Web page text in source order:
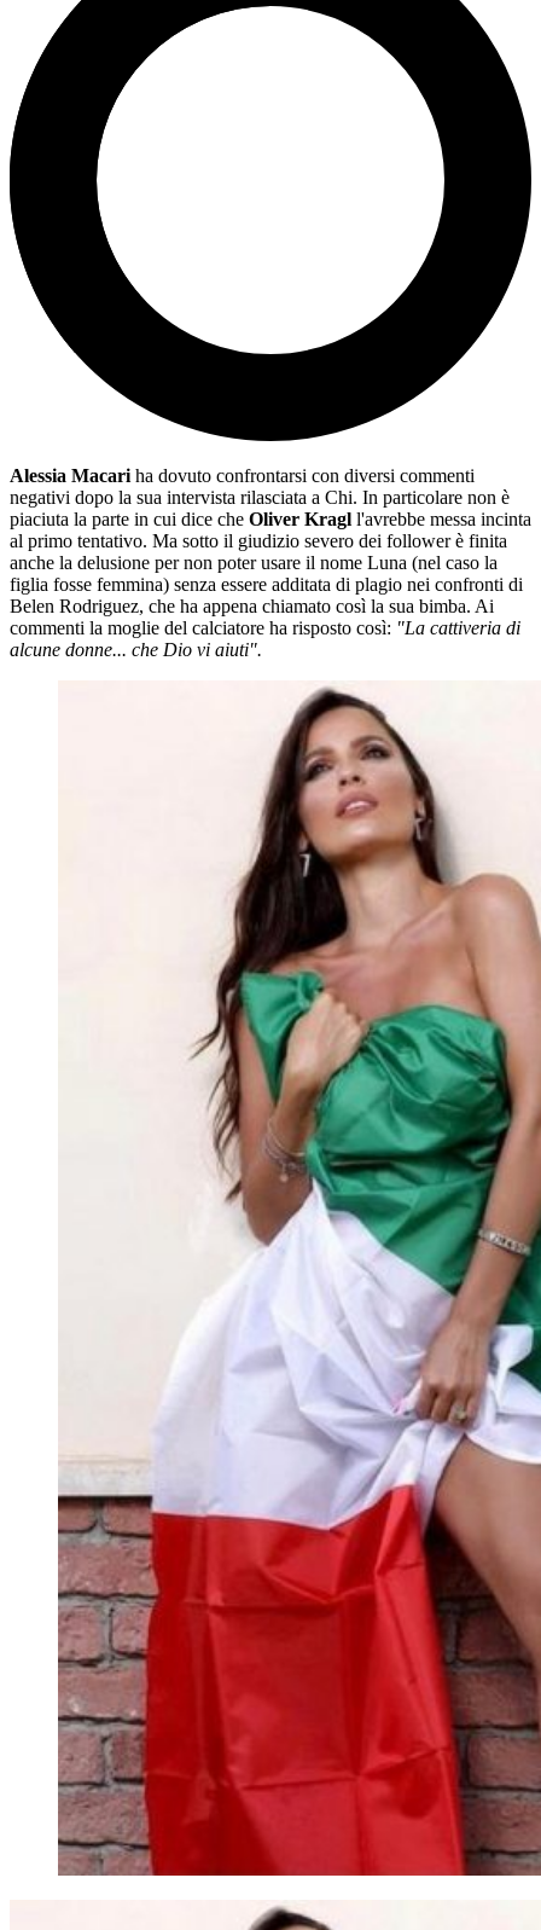
Alessia Macari ha dovuto confrontarsi con diversi commenti
negativi dopo la sua intervista rilasciata a Chi. In particolare non è
piaciuta la parte in cui dice che Oliver Kragl l'avrebbe messa incinta
al primo tentativo. Ma sotto il giudizio severo dei follower è finita
anche la delusione per non poter usare il nome Luna (nel caso la
figlia fosse femmina) senza essere additata di plagio nei confronti di
Belen Rodriguez, che ha appena chiamato così la sua bimba. Ai
commenti la moglie del calciatore ha risposto così: "La cattiveria di
alcune donne... che Dio vi aiuti".